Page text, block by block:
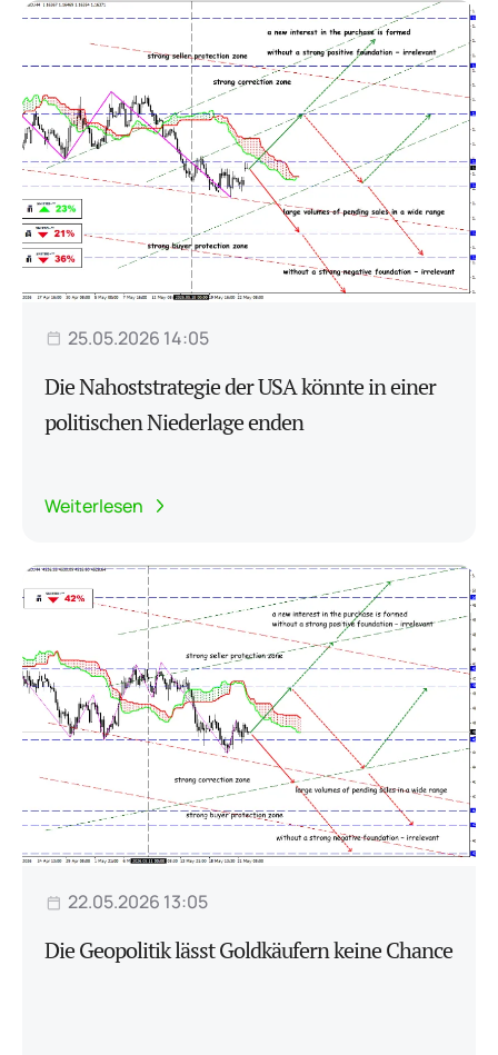
25.05.2026 14:05
Die Nahoststrategie der USA könnte in einer
politischen Niederlage enden
Weiterlesen
22.05.2026 13:05
Die Geopolitik lässt Goldkäufern keine Chance